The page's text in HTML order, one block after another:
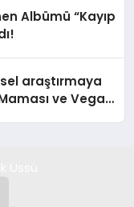
Albümü “Kayıp
araştırmaya
ve Vegan